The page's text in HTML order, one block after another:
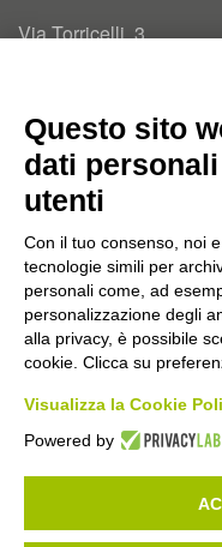
Via Torricelli, 3
info@tremand.it
Pec:
Chi siamo
Un'esperienza e un
anni di attività ci
SOLUZIONI MIRATI
Seguici
PRIVACY
Questo sito
dati
utenti
Con il tuo consenso, noi
tecnologie simili per
personali come, ad
personalizzazione degli
alla privacy, è possibile
cookie. Clicca su
Visualizza la Cookie
Powered by